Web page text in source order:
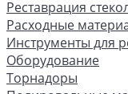
Реставрация
Расходные
Инструменты для
Оборудование
Торнадоры